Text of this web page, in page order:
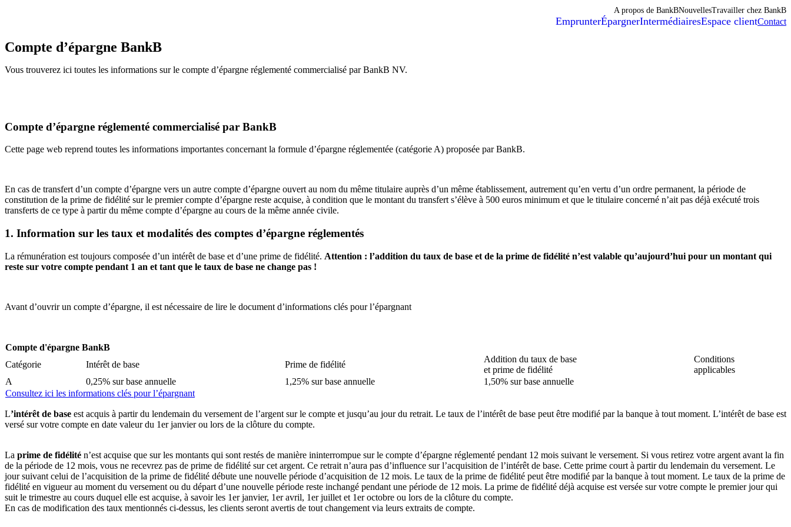
A propos de BankBNouvellesTravailler chez BankB
EmprunterÉpargnerIntermédiairesEspace clientContact
Compte d’épargne BankB
Vous trouverez ici toutes les informations sur le compte d’épargne réglementé commercialisé par BankB NV.
Compte d’épargne réglementé commercialisé par BankB
Cette page web reprend toutes les informations importantes concernant la formule d’épargne réglementée (catégorie A) proposée par BankB.
En cas de transfert d’un compte d’épargne vers un autre compte d’épargne ouvert au nom du même titulaire auprès d’un même établissement, autrement qu’en vertu d’un ordre permanent, la période de
constitution de la prime de fidélité sur le premier compte d’épargne reste acquise, à condition que le montant du transfert s’élève à 500 euros minimum et que le titulaire concerné n’ait pas déjà exécuté trois
transferts de ce type à partir du même compte d’épargne au cours de la même année civile.
1. Information sur les taux et modalités des comptes d’épargne réglementés
La rémunération est toujours composée d’un intérêt de base et d’une prime de fidélité. Attention : l’addition du taux de base et de la prime de fidélité n’est valable qu’aujourd’hui pour un montant qui
reste sur votre compte pendant 1 an et tant que le taux de base ne change pas !
Avant d’ouvrir un compte d’épargne, il est nécessaire de lire le document d’informations clés pour l’épargnant
Compte d'épargne BankB
Catégorie
Intérêt de base Prime de fidélité
Addition du taux de base
et prime de fidélité
Conditions
applicables
A
0,25% sur base annuelle 1,25% sur base annuelle
1,50% sur base annuelle
Consultez ici les informations clés pour l’épargnant
L’intérêt de base est acquis à partir du lendemain du versement de l’argent sur le compte et jusqu’au jour du retrait. Le taux de l’intérêt de base peut être modifié par la banque à tout moment. L’intérêt de base est
versé sur votre compte en date valeur du 1er janvier ou lors de la clôture du compte.
La prime de fidélité n’est acquise que sur les montants qui sont restés de manière ininterrompue sur le compte d’épargne réglementé pendant 12 mois suivant le versement. Si vous retirez votre argent avant la fin
de la période de 12 mois, vous ne recevrez pas de prime de fidélité sur cet argent. Ce retrait n’aura pas d’influence sur l’acquisition de l’intérêt de base. Cette prime court à partir du lendemain du versement. Le
jour suivant celui de l’acquisition de la prime de fidélité débute une nouvelle période d’acquisition de 12 mois. Le taux de la prime de fidélité peut être modifié par la banque à tout moment. Le taux de la prime de
fidélité en vigueur au moment du versement ou du départ d’une nouvelle période reste inchangé pendant une période de 12 mois. La prime de fidélité déjà acquise est versée sur votre compte le premier jour qui
suit le trimestre au cours duquel elle est acquise, à savoir les 1er janvier, 1er avril, 1er juillet et 1er octobre ou lors de la clôture du compte.
En cas de modification des taux mentionnés ci-dessus, les clients seront avertis de tout changement via leurs extraits de compte.